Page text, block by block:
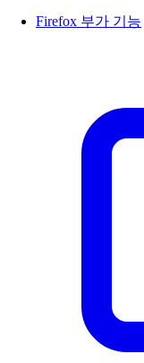
Firefox 부가 기능